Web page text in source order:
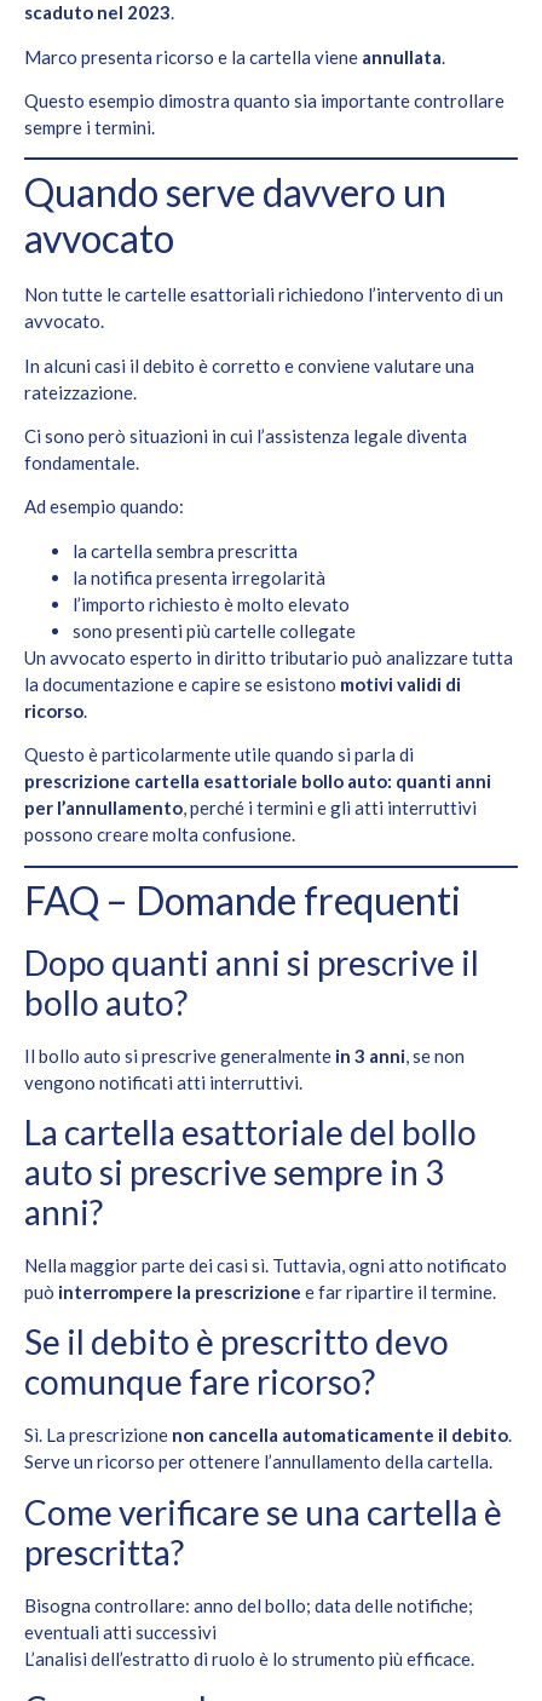
scaduto nel 2023.
Marco presenta ricorso e la cartella viene annullata
Questo esempio dimostra quanto sia importante controllare
sempre i termini.
Quando serve davvero un
avvocato
Non tutte le cartelle esattoriali richiedono l’intervento di un
avvocato.
In alcuni casi il debito è corretto e conviene valutare una
rateizzazione.
Ci sono però situazioni in cui l’assistenza legale diventa
fondamentale.
Ad esempio quando:
la cartella sembra prescritta
la notifica presenta irregolarità
l’importo richiesto è molto elevato
sono presenti più cartelle collegate
Un avvocato esperto in diritto tributario può analizzare tutta
la documentazione e capire se esistono motivi validi di
ricorso.
Questo è particolarmente utile quando si parla di
prescrizione cartella esattoriale bollo auto: quanti anni
per l’annullamento, perché i termini e gli atti interruttivi
possono creare molta confusione.
FAQ – Domande frequenti
Dopo quanti anni si prescrive il
bollo auto?
Il bollo auto si prescrive generalmente in 3 anni, se non
vengono notificati atti interruttivi.
La cartella esattoriale del bollo
auto si prescrive sempre in 3
anni?
Nella maggior parte dei casi sì. Tuttavia, ogni atto notificato
può interrompere la prescrizione e far ripartire il termine.
Se il debito è prescritto devo
comunque fare ricorso?
Sì. La prescrizione non cancella automaticamente il debito.
Serve un ricorso per ottenere l’annullamento della cartella.
Come verificare se una cartella è
prescritta?
Bisogna controllare: anno del bollo; data delle notifiche;
eventuali atti successivi
L’analisi dell’estratto di ruolo è lo strumento più efficace.